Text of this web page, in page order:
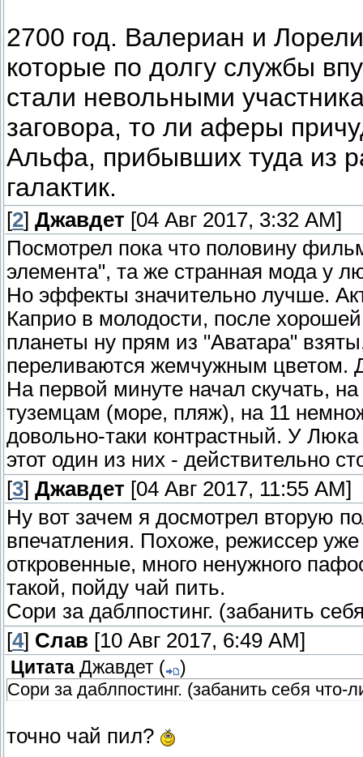
2700 год. Валериан и
которые по долгу службы
стали невольными
заговора, то ли аферы
Альфа, прибывших туда из
галактик.
[2] Джавдет [04 Авг 2017, 3:32 AM]
Посмотрел пока что половину
элемента", та же странная мода у
Но эффекты значительно лучше.
Каприо в молодости, после
планеты ну прям из "Аватара"
переливаются жемчужным цветом.
На первой минуте начал скучать,
туземцам (море, пляж), на 11
довольно-таки контрастный. У
этот один из них - действительно
[3] Джавдет [04 Авг 2017, 11:55 AM]
Ну вот зачем я досмотрел вторую
впечатления. Похоже, режиссер
откровенные, много ненужного
такой, пойду чай пить.
Сори за даблпостинг. (забанить
[4] Слав [10 Авг 2017, 6:49 AM]
Цитата Джавдет (
)
Сори за даблпостинг. (забанить себя что-
точно чай пил?